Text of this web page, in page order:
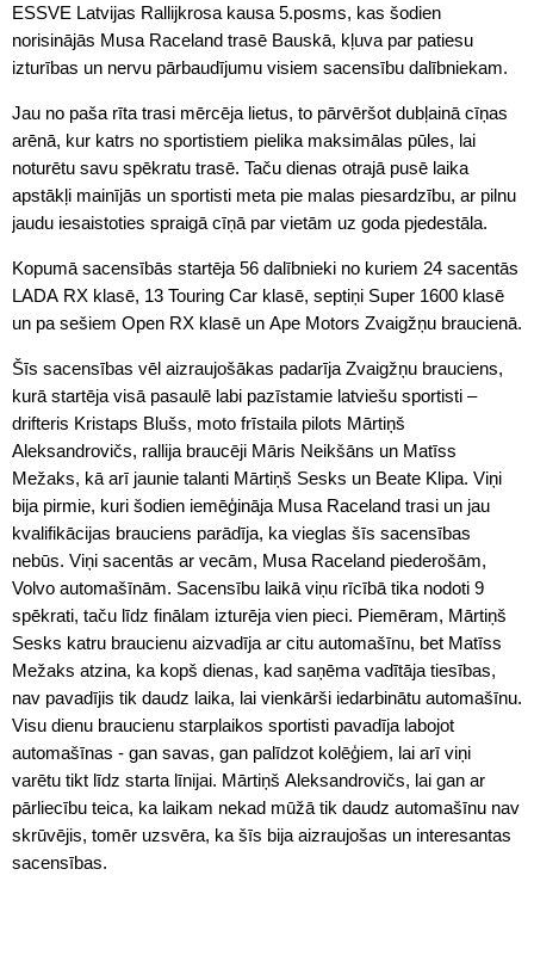
ESSVE Latvijas Rallijkrosa kausa 5.posms, kas šodien
norisinājās Musa Raceland trasē Bauskā, kļuva par patiesu
izturības un nervu pārbaudījumu visiem sacensību dalībniekam.
Jau no paša rīta trasi mērcēja lietus, to pārvēršot dubļainā cīņas
arēnā, kur katrs no sportistiem pielika maksimālas pūles, lai
noturētu savu spēkratu trasē. Taču dienas otrajā pusē laika
apstākļi mainījās un sportisti meta pie malas piesardzību, ar pilnu
jaudu iesaistoties spraigā cīņā par vietām uz goda pjedestāla.
Kopumā sacensībās startēja 56 dalībnieki no kuriem 24 sacentās
LADA RX klasē, 13 Touring Car klasē, septiņi Super 1600 klasē
un pa sešiem Open RX klasē un Ape Motors Zvaigžņu braucienā.
Šīs sacensības vēl aizraujošākas padarīja Zvaigžņu brauciens,
kurā startēja visā pasaulē labi pazīstamie latviešu sportisti –
drifteris Kristaps Blušs, moto frīstaila pilots Mārtiņš
Aleksandrovičs, rallija braucēji Māris Neikšāns un Matīss
Mežaks, kā arī jaunie talanti Mārtiņš Sesks un Beate Klipa. Viņi
bija pirmie, kuri šodien iemēģināja Musa Raceland trasi un jau
kvalifikācijas brauciens parādīja, ka vieglas šīs sacensības
nebūs. Viņi sacentās ar vecām, Musa Raceland piederošām,
Volvo automašīnām. Sacensību laikā viņu rīcībā tika nodoti 9
spēkrati, taču līdz finālam izturēja vien pieci. Piemēram, Mārtiņš
Sesks katru braucienu aizvadīja ar citu automašīnu, bet Matīss
Mežaks atzina, ka kopš dienas, kad saņēma vadītāja tiesības,
nav pavadījis tik daudz laika, lai vienkārši iedarbinātu automašīnu.
Visu dienu braucienu starplaikos sportisti pavadīja labojot
automašīnas - gan savas, gan palīdzot kolēģiem, lai arī viņi
varētu tikt līdz starta līnijai. Mārtiņš Aleksandrovičs, lai gan ar
pārliecību teica, ka laikam nekad mūžā tik daudz automašīnu nav
skrūvējis, tomēr uzsvēra, ka šīs bija aizraujošas un interesantas
sacensības.